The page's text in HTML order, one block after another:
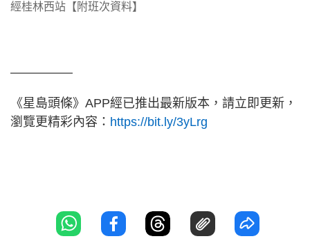
經桂林西站【附班次資料】
—————
《星島頭條》APP經已推出最新版本，請立即更新，
瀏覽更精彩內容： https://bit.ly/3yLrg